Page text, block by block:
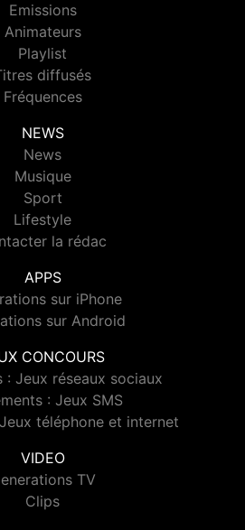
Emissions
Animateurs
Playlist
diffusés
Fréquences
NEWS
News
Musique
Sport
Lifestyle
la rédac
APPS
sur iPhone
sur Android
CONCOURS
: Jeux réseaux sociaux
: Jeux SMS
téléphone et internet
VIDEO
TV
Clips